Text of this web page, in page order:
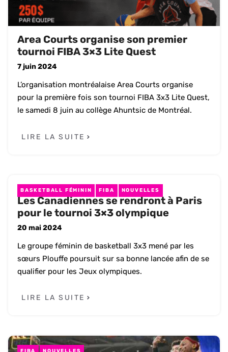
Area Courts organise son premier
tournoi FIBA 3×3 Lite Quest
7 juin 2024
L’organisation montréalaise Area Courts organise
pour la première fois son tournoi FIBA 3x3 Lite Quest,
le samedi 8 juin au collège Ahuntsic de Montréal.
LIRE LA SUITE
BASKETBALL FÉMININ FIBA NOUVELLES
Les Canadiennes se rendront à Paris
pour le tournoi 3×3 olympique
20 mai 2024
Le groupe féminin de basketball 3x3 mené par les
sœurs Plouffe poursuit sur sa bonne lancée afin de se
qualifier pour les Jeux olympiques.
LIRE LA SUITE